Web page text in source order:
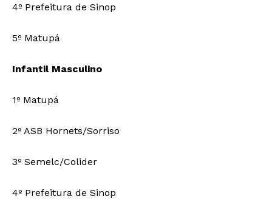
4º Prefeitura de Sinop
5º Matupá
Infantil Masculino
1º Matupá
2º ASB Hornets/Sorriso
3º Semelc/Colider
4º Prefeitura de Sinop